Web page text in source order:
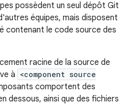
possèdent un seul dépôt Git
équipes, mais disposent
contenant le code source des
racine de la source de
à <component source
comportent des
dessous, ainsi que des fichiers